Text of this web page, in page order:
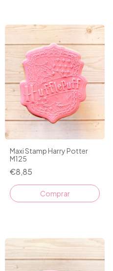
Maxi Stamp Harry Potter
M125
€8,85
Comprar